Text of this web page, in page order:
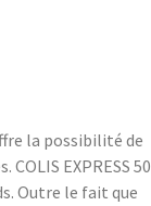
la possibilité de
EXPRESS 50
Outre le fait que